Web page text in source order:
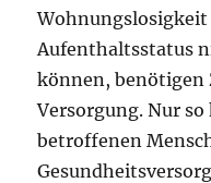
Wohnungslosigkeit
Aufenthaltsstatus
können, benötigen
Versorgung. Nur
betroffenen